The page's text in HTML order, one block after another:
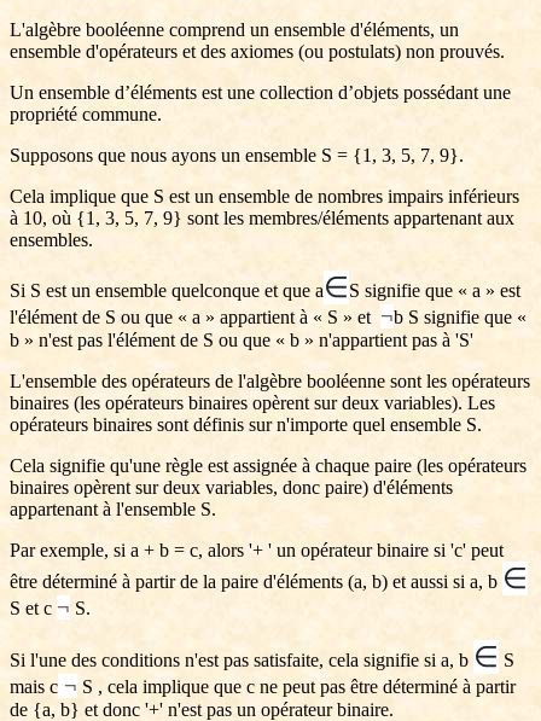
L'algèbre booléenne comprend un ensemble d'éléments, un
ensemble d'opérateurs et des axiomes (ou postulats) non prouvés.
Un ensemble d’éléments est une collection d’objets possédant une
propriété commune.
Supposons que nous ayons un ensemble S = {1, 3, 5, 7, 9}.
Cela implique que S est un ensemble de nombres impairs inférieurs
à 10, où {1, 3, 5, 7, 9} sont les membres/éléments appartenant aux
ensembles.
Si S est un ensemble quelconque et que a∈S signifie que « a » est
l'élément de S ou que « a » appartient à « S » et ¬b S signifie que «
b » n'est pas l'élément de S ou que « b » n'appartient pas à 'S'
L'ensemble des opérateurs de l'algèbre booléenne sont les opérateurs
binaires (les opérateurs binaires opèrent sur deux variables). Les
opérateurs binaires sont définis sur n'importe quel ensemble S.
Cela signifie qu'une règle est assignée à chaque paire (les opérateurs
binaires opèrent sur deux variables, donc paire) d'éléments
appartenant à l'ensemble S.
Par exemple, si a + b = c, alors '+ ' un opérateur binaire si 'c' peut
être déterminé à partir de la paire d'éléments (a, b) et aussi si a, b ∈
S et c ¬ S.
Si l'une des conditions n'est pas satisfaite, cela signifie si a, b ∈ S
mais c ¬ S , cela implique que c ne peut pas être déterminé à partir
de {a, b} et donc '+' n'est pas un opérateur binaire.